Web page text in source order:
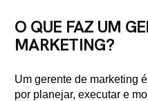
O QUE FAZ UM
MARKETING?
Um gerente de marketing
por planejar, executar e